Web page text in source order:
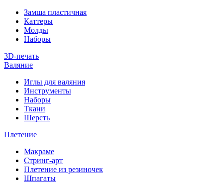
Замша пластичная
Каттеры
Молды
Наборы
3D-печать
Валяние
Иглы для валяния
Инструменты
Наборы
Ткани
Шерсть
Плетение
Макраме
Стринг-арт
Плетение из резиночек
Шпагаты